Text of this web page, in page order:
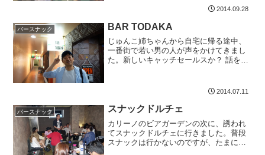
はスナック。普段、自分があんまり行か
2014.09.28
バースナック BAR TODAKA
じゅんこ姉ちゃんから自宅に帰る途中、
一番街で若い男の人が声をかけてきまし
た。新しいキャッチセールスか？ 話を聞
で案内してもらいました。頑張って欲し
2014.07.11
バースナック スナックドルチェ
カリーノのビアガーデンの次に、誘われ
てスナックドルチェに行きました。普段
スナックは行かないのですが、たまには